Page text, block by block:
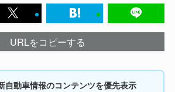
URLをコピーする
自動車情報のコンテンツを優先表示